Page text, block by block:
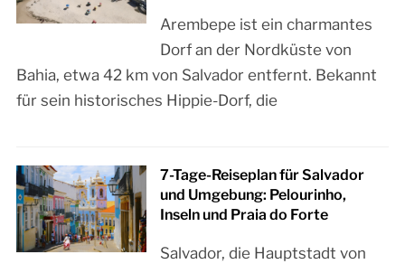
Arembepe ist ein charmantes
Dorf an der Nordküste von
Bahia, etwa 42 km von Salvador entfernt. Bekannt
für sein historisches Hippie-Dorf, die
7-Tage-Reiseplan für Salvador
und Umgebung: Pelourinho,
Inseln und Praia do Forte
Salvador, die Hauptstadt von